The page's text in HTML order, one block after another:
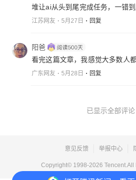
堆让ai从头到尾完成任务，一错到
江苏网友 5月27日 回复
阳爸
看完这篇文章，我感觉大多数人
广东网友 5月28日 回复
已显示全部评论
意见反馈 举报中心
Copyright© 1998-2026 Tencent.All